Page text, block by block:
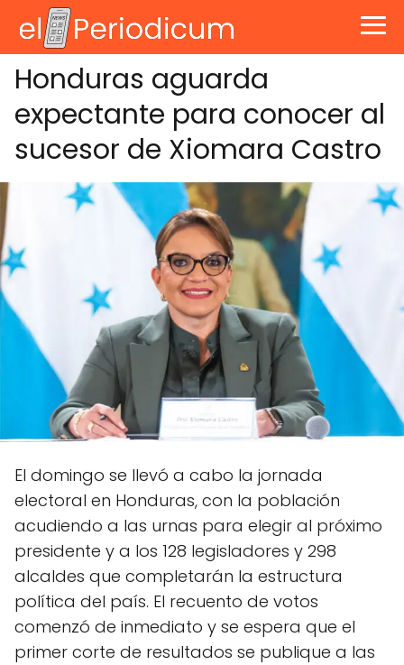
Honduras aguarda
expectante para conocer al
sucesor de Xiomara Castro
El domingo se llevó a cabo la jornada
electoral en Honduras, con la población
acudiendo a las urnas para elegir al próximo
presidente y a los 128 legisladores y 298
alcaldes que completarán la estructura
política del país. El recuento de votos
comenzó de inmediato y se espera que el
primer corte de resultados se publique a las